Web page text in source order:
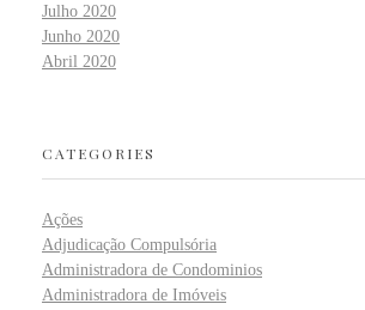
Julho 2020
Junho 2020
Abril 2020
CATEGORIES
Ações
Adjudicação Compulsória
Administradora de Condominios
Administradora de Imóveis